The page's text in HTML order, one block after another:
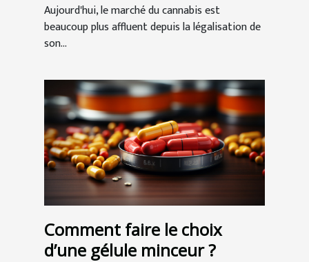
Aujourd'hui, le marché du cannabis est
beaucoup plus affluent depuis la légalisation de
son...
Comment faire le choix
d’une gélule minceur ?